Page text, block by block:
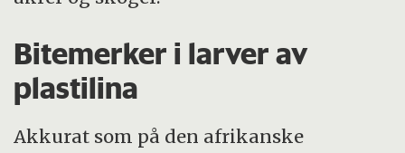
Bitemerker i larver av
plastilina
Akkurat som på den afrikanske